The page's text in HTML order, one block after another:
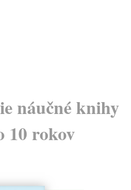
náučné knihy
10 rokov